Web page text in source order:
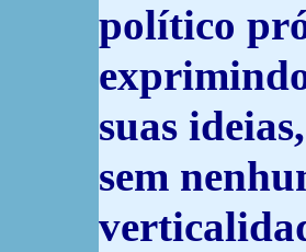
político
suas
sem